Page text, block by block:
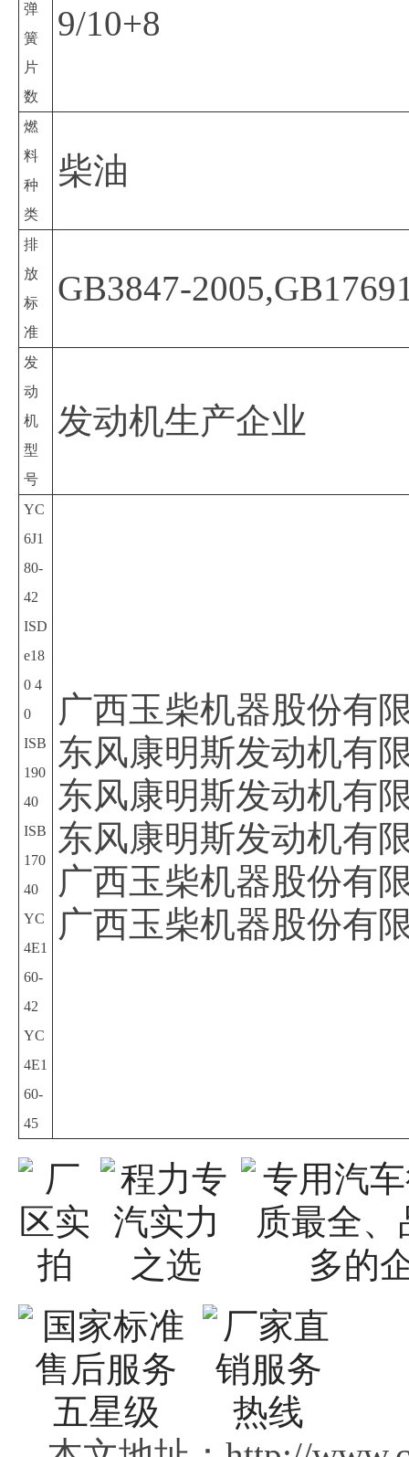
弹
簧
片
数
9/10+8
燃
料
种
类
柴油
排
放
标
准
GB3847-
发
动
机
型
号
发动机生产企业
YC
6J1
80-
42
ISD
e18
0 4
0
ISB
190
40
ISB
170
40
YC
4E1
60-
42
YC
4E1
60-
45
广西玉柴机器股份有
东风康明斯发动机有
东风康明斯发动机有
东风康明斯发动机有
广西玉柴机器股份有
广西玉柴机器股份有